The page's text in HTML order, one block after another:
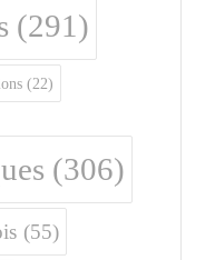
(291)
(22)
(306)
(55)